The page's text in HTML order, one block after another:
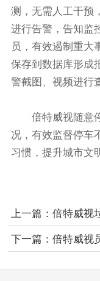
测，无需人工干预
进行告警，告知监
员，有效遏制重大
保存到数据库形成
警截图、视频进行
倍特威视随意停
况，有效监督停车
习惯，提升城市文
上一篇： 倍特威视
下一篇： 倍特威视